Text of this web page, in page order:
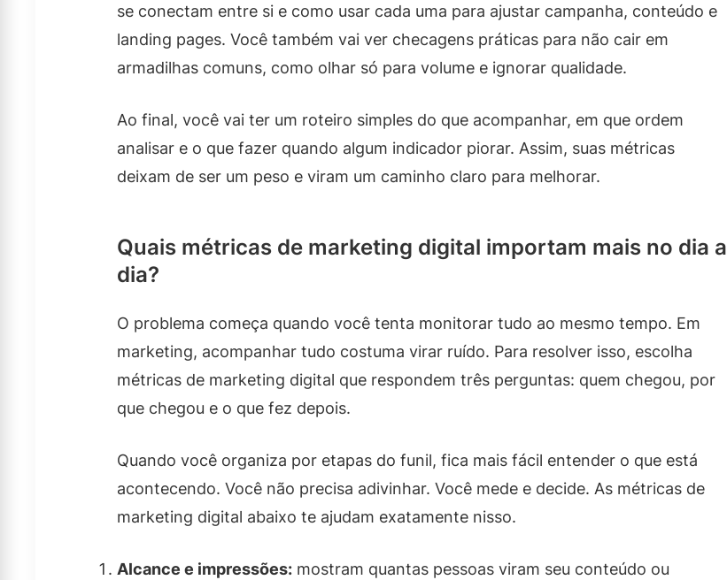
se conectam entre si e como usar cada uma para ajustar campanha, conteúdo e
landing pages. Você também vai ver checagens práticas para não cair em
armadilhas comuns, como olhar só para volume e ignorar qualidade.
Ao final, você vai ter um roteiro simples do que acompanhar, em que ordem
analisar e o que fazer quando algum indicador piorar. Assim, suas métricas
deixam de ser um peso e viram um caminho claro para melhorar.
Quais métricas de marketing digital importam mais no dia a
dia?
O problema começa quando você tenta monitorar tudo ao mesmo tempo. Em
marketing, acompanhar tudo costuma virar ruído. Para resolver isso, escolha
métricas de marketing digital que respondem três perguntas: quem chegou, por
que chegou e o que fez depois.
Quando você organiza por etapas do funil, fica mais fácil entender o que está
acontecendo. Você não precisa adivinhar. Você mede e decide. As métricas de
marketing digital abaixo te ajudam exatamente nisso.
Alcance e impressões: mostram quantas pessoas viram seu conteúdo ou